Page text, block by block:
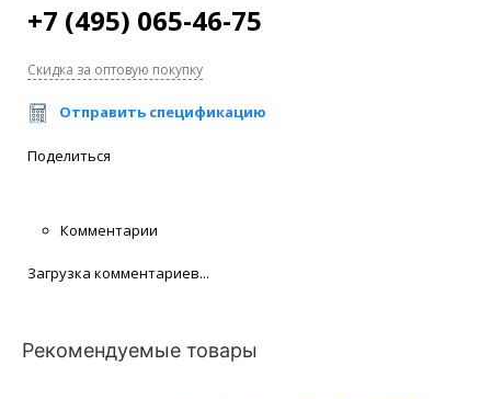
+7 (495) 065-46-75
Скидка за оптовую покупку
Отправить спецификацию
Поделиться
Комментарии
Загрузка комментариев...
Рекомендуемые товары